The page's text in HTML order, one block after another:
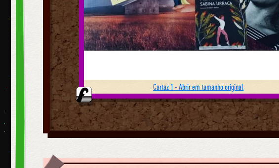
Cartaz 1 - Abrir em tamanho original